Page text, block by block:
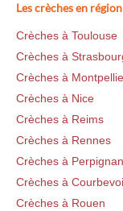
Les crèches en région
Crèches à Toulouse
Crèches à
Crèches à
Crèches à Nice
Crèches à Reims
Crèches à Rennes
Crèches à Perpignan
Crèches à
Crèches à Rouen